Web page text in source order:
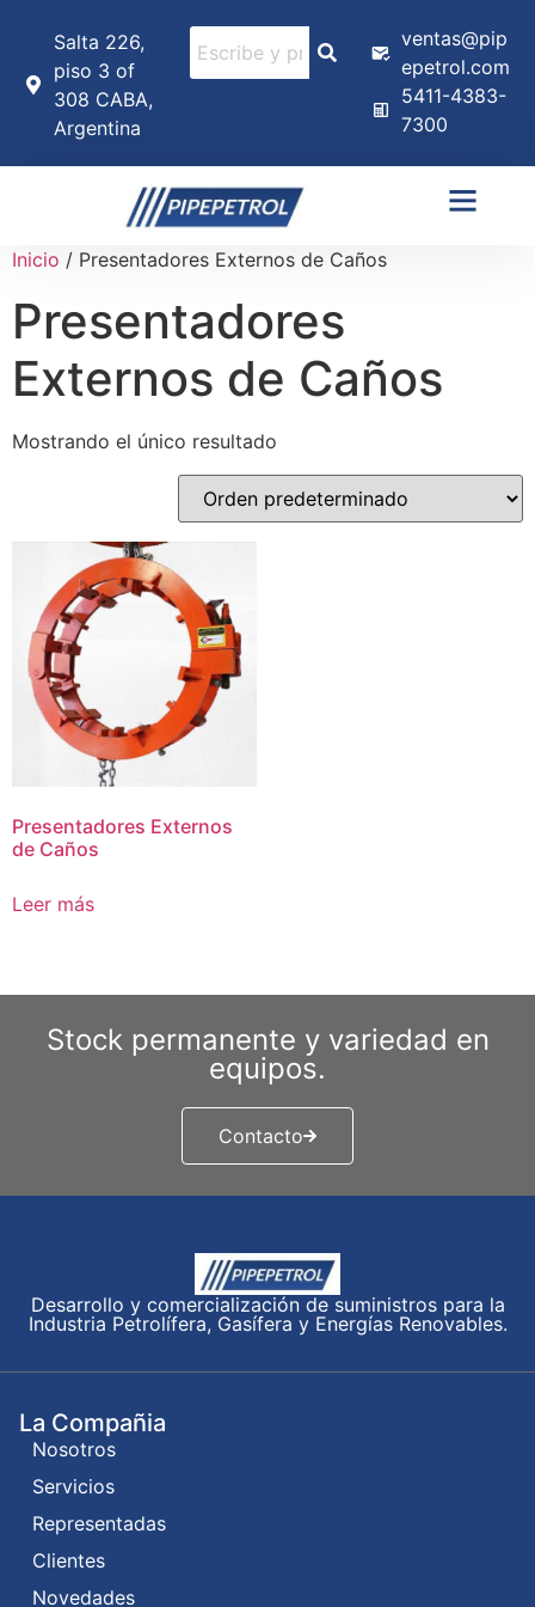
Salta 226,
piso 3 of
308 CABA,
Argentina
ventas@pip
epetrol.com
5411-4383-
7300
Inicio / Presentadores Externos de Caños
Presentadores
Externos de Caños
Mostrando el único resultado
Presentadores Externos
de Caños
Leer más
Stock permanente y variedad en
equipos.
Contacto
Desarrollo y comercialización de suministros para la
Industria Petrolífera, Gasífera y Energías Renovables.
La Compañia
Nosotros
Servicios
Representadas
Clientes
Novedades